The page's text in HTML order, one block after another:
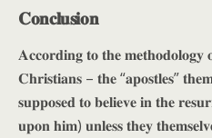
𝐂𝐨𝐧𝐜𝐥𝐮𝐬𝐢𝐨𝐧
𝐀𝐜𝐜𝐨𝐫𝐝𝐢𝐧𝐠 𝐭𝐨 𝐭𝐡𝐞 𝐦𝐞𝐭𝐡𝐨𝐝𝐨𝐥𝐨𝐠𝐲
𝐂𝐡𝐫𝐢𝐬𝐭𝐢𝐚𝐧𝐬 – 𝐭𝐡𝐞 “𝐚𝐩𝐨𝐬𝐭𝐥𝐞𝐬”
𝐬𝐮𝐩𝐩𝐨𝐬𝐞𝐝 𝐭𝐨 𝐛𝐞𝐥𝐢𝐞𝐯𝐞 𝐢𝐧 𝐭𝐡𝐞
𝐮𝐩𝐨𝐧 𝐡𝐢𝐦) 𝐮𝐧𝐥𝐞𝐬𝐬 𝐭𝐡𝐞𝐲